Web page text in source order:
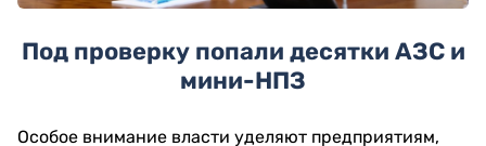
Под проверку попали десятки АЗС и
мини-НПЗ
Особое внимание власти уделяют предприятиям,